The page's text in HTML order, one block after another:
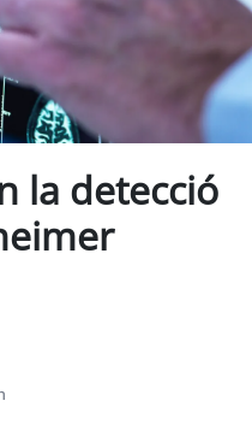
la detecció